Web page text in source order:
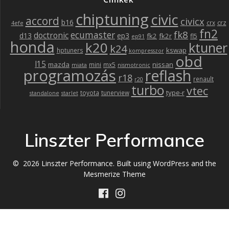
4efe accord b16 chiptuningcivic civicx crx crz
d13 doctronicecumaster ep3 ep91 fk2 fk2r fk8 fl5 fn2
honda hptuners k20 k24 kompresszor kswap ktuner
l15 mazda miata mini mx5 nismotronic nissan obd
programozás r18 r20 reflash renault
standalone starlet toyota tunerview turbo type-r vtec
Linszter Performance
© 2026 Linszter Performance. Built using WordPress and the
Mesmerize Theme